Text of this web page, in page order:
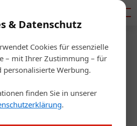
& Datenschutz
Cookies für essenzielle
– mit Ihrer Zustimmung – für
personalisierte Werbung.
finden Sie in unserer
.
/Gastro & Hotel
als